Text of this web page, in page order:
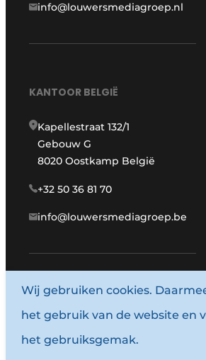
info@louwersmediagroep.nl
KANTOOR BELGIË
Kapellestraat 132/1
Gebouw G
8020 Oostkamp België
+32 50 36 81 70
info@louwersmediagroep.be
www.louwersmediagroep.com
© 1987 - 2026
Algemene voorwaarden
Wij gebruiken cookies.
het gebruik van de website en
het gebruiksgemak.